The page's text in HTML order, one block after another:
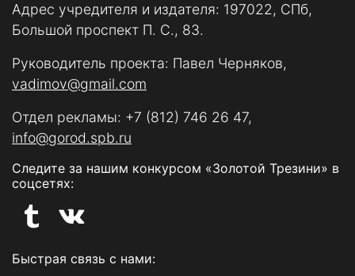
Адрес учредителя и издателя: 197022, СПб,
Большой проспект П. С., 83.
Руководитель проекта: Павел Черняков,
vadimov@gmail.com
Отдел рекламы: +7 (812) 746 26 47,
info@gorod.spb.ru
Следите за нашим конкурсом «Золотой Трезини» в
соцсетях:
Быстрая связь с нами: